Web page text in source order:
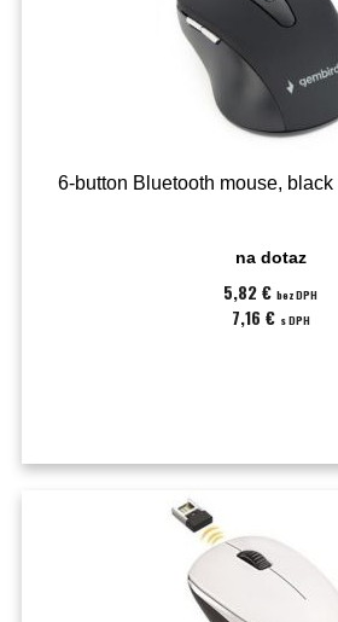
6-button Bluetooth mouse,
na dotaz
5,82 € bez DPH
7,16 € s DPH